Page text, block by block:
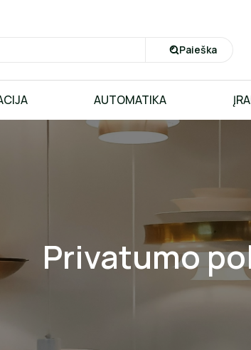
Paieška
AUTOMATIKA
Privatumo